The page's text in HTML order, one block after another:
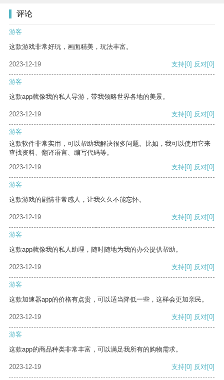
评论
游客
这款游戏非常好玩，画面精美，玩法丰富。
2023-12-19 支持[0] 反对[0]
游客
这款app就像我的私人导游，带我领略世界各地的美景。
2023-12-19 支持[0] 反对[0]
游客
这款软件非常实用，可以帮助我解决很多问题。比如，我可以使用它来
查找资料、翻译语言、编写代码等。
2023-12-19
支持[0] 反对[0]
游客
这款游戏的剧情非常感人，让我久久不能忘怀。
2023-12-19 支持[0] 反对[0]
游客
这款app就像我的私人助理，随时随地为我的办公提供帮助。
2023-12-19 支持[0] 反对[0]
游客
这款加速器app的价格有点贵，可以适当降低一些，这样会更加亲民。
2023-12-19 支持[0] 反对[0]
游客
这款app的商品种类非常丰富，可以满足我所有的购物需求。
2023-12-19 支持[0] 反对[0]